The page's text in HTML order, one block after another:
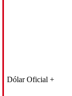
Dólar Oficial +